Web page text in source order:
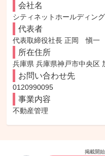
会社名
シティネットホールディン
代表者
代表取締役社長 正岡　愼一
所在住所
兵庫県 兵庫県神戸市中央区
お問い合わせ先
0120990095
事業内容
不動産管理
掲載開始